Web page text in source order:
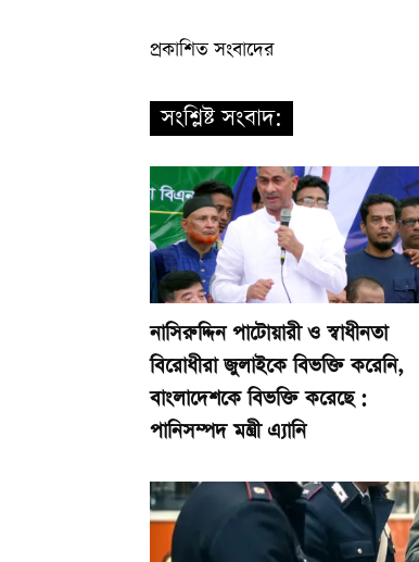
প্রকাশিত সংবাদের
সংশ্লিষ্ট সংবাদ:
নাসিরুদ্দিন পাটোয়ারী ও স্বাধীনতা
বিরোধীরা জুলাইকে বিভক্তি করেনি,
বাংলাদেশকে বিভক্তি করেছে :
পানিসম্পদ মন্ত্রী এ্যানি